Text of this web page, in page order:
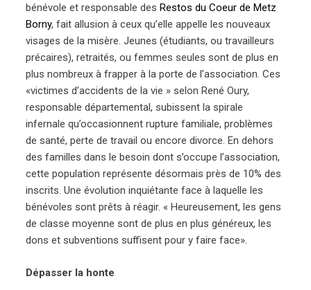
bénévole et responsable desRestos du Coeur de Metz
Borny, fait allusion à ceux qu’elle appelle les nouveaux
visages de la misère. Jeunes (étudiants, ou travailleurs
précaires), retraités, ou femmes seules sont de plus en
plus nombreux à frapper à la porte de l’association. Ces
«victimes d’accidents de la vie » selon René Oury,
responsable départemental, subissent la spirale
infernale qu’occasionnent rupture familiale, problèmes
de santé, perte de travail ou encore divorce. En dehors
des familles dans le besoin dont s’occupe l’association,
cette population représente désormais près de 10% des
inscrits. Une évolution inquiétante face à laquelle les
bénévoles sont prêts à réagir. « Heureusement, les gens
de classe moyenne sont de plus en plus généreux, les
dons et subventions suffisent pour y faire face».
Dépasser la honte